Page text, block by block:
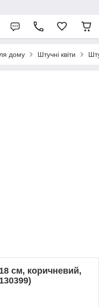
дому Штучні квіти
см, коричневий,